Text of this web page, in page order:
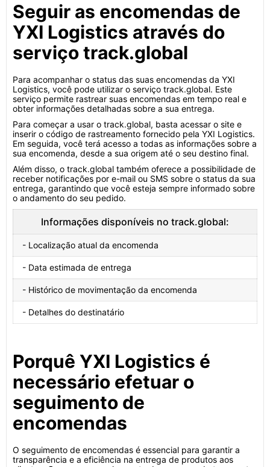
Seguir as encomendas de
YXI Logistics através do
serviço track.global
Para acompanhar o status das suas encomendas da YXI
Logistics, você pode utilizar o serviço track.global. Este
serviço permite rastrear suas encomendas em tempo real e
obter informações detalhadas sobre a sua entrega.
Para começar a usar o track.global, basta acessar o site e
inserir o código de rastreamento fornecido pela YXI Logistics.
Em seguida, você terá acesso a todas as informações sobre a
sua encomenda, desde a sua origem até o seu destino final.
Além disso, o track.global também oferece a possibilidade de
receber notificações por e-mail ou SMS sobre o status da sua
entrega, garantindo que você esteja sempre informado sobre
o andamento do seu pedido.
Informações disponíveis no track.global:
- Localização atual da encomenda
- Data estimada de entrega
- Histórico de movimentação da encomenda
- Detalhes do destinatário
Porquê YXI Logistics é
necessário efetuar o
seguimento de
encomendas
O seguimento de encomendas é essencial para garantir a
transparência e a eficiência na entrega de produtos aos